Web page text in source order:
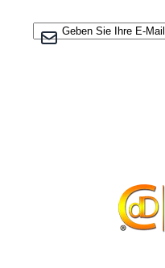
Melden Sie sich für